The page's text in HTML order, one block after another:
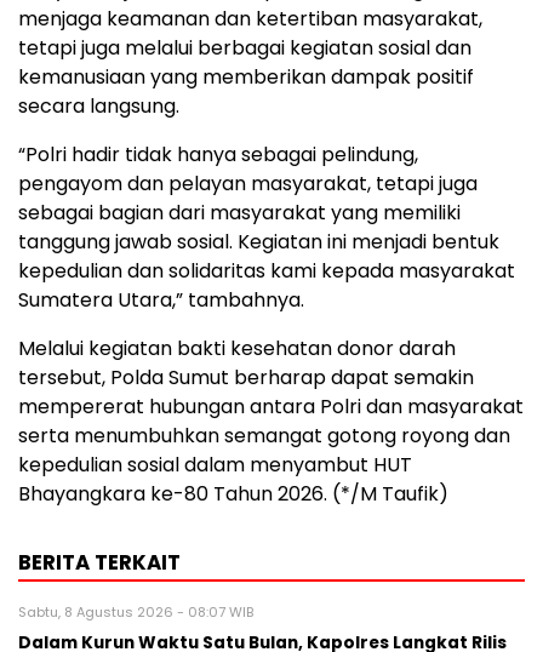
menjaga keamanan dan ketertiban masyarakat,
tetapi juga melalui berbagai kegiatan sosial dan
kemanusiaan yang memberikan dampak positif
secara langsung.
“Polri hadir tidak hanya sebagai pelindung,
pengayom dan pelayan masyarakat, tetapi juga
sebagai bagian dari masyarakat yang memiliki
tanggung jawab sosial. Kegiatan ini menjadi bentuk
kepedulian dan solidaritas kami kepada masyarakat
Sumatera Utara,” tambahnya.
Melalui kegiatan bakti kesehatan donor darah
tersebut, Polda Sumut berharap dapat semakin
mempererat hubungan antara Polri dan masyarakat
serta menumbuhkan semangat gotong royong dan
kepedulian sosial dalam menyambut HUT
Bhayangkara ke-80 Tahun 2026. (*/M Taufik)
BERITA TERKAIT
Sabtu, 8 Agustus 2026 - 08:07 WIB
Dalam Kurun Waktu Satu Bulan, Kapolres Langkat Rilis